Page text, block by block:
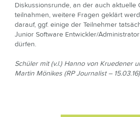
Diskussionsrunde, an der auch aktuelle
teilnahmen, weitere Fragen geklärt
darauf, ggf. einige der Teilnehmer
Junior Software Entwickler/
dürfen.
Schüler mit (v.l.) Hanno von Kruedener
Martin Mönikes (RP Journalist – 15.03.16)